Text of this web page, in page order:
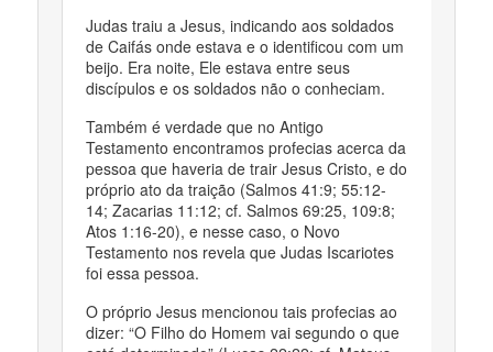
Judas traiu a Jesus, indicando aos soldados
de Caifás onde estava e o identificou com um
beijo. Era noite, Ele estava entre seus
discípulos e os soldados não o conheciam.
Também é verdade que no Antigo
Testamento encontramos profecias acerca da
pessoa que haveria de trair Jesus Cristo, e do
próprio ato da traição (Salmos 41:9; 55:12-
14; Zacarias 11:12; cf. Salmos 69:25, 109:8;
Atos 1:16-20), e nesse caso, o Novo
Testamento nos revela que Judas Iscariotes
foi essa pessoa.
O próprio Jesus mencionou tais profecias ao
dizer: “O Filho do Homem vai segundo o que